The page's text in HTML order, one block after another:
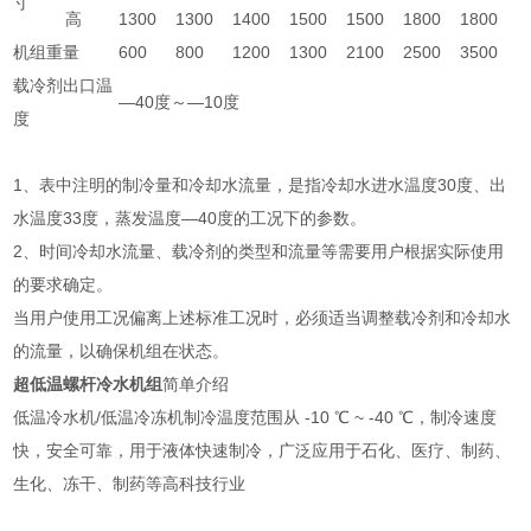
高
1300 1300 1400 1500 1500 1800
1800
机组重量
600 800 1200 1300 2100 2500
3500
载冷剂出口温
度
—40度～—10度
1、表中注明的制冷量和冷却水流量，是指冷却水进水温度30度、出
水温度33度，蒸发温度—40度的工况下的参数。
2、时间冷却水流量、载冷剂的类型和流量等需要用户根据实际使用
的要求确定。
当用户使用工况偏离上述标准工况时，必须适当调整载冷剂和冷却水
的流量，以确保机组在状态。
超低温螺杆冷水机组简单介绍
低温冷水机/低温冷冻机制冷温度范围从 -10 ℃ ~ -40 ℃，制冷速度
快，安全可靠，用于液体快速制冷，广泛应用于石化、医疗、制药、
生化、冻干、制药等高科技行业